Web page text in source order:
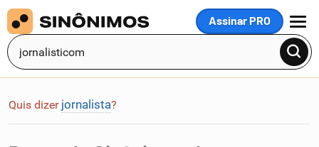
Assinar PRO
MENU
Quis dizer jornalista?